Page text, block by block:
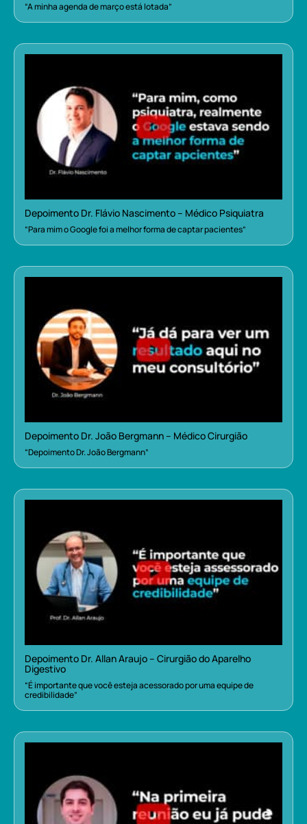
“A minha agenda de março está lotada”
Depoimento Dr. Flávio Nascimento – Médico Psiquiatra
“Para mim o Google foi a melhor forma de captar pacientes”
Depoimento Dr. João Bergmann – Médico Cirurgião
“Depoimento Dr. João Bergmann”
Depoimento Dr. Allan Araujo – Cirurgião do Aparelho
Digestivo
“É importante que você esteja acessorado por uma equipe de
credibilidade”